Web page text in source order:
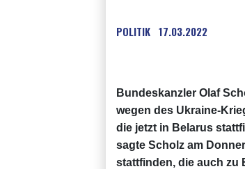
POLITIK 17.03.2022
Bundeskanzler Olaf
wegen des Ukraine-
die jetzt in Belarus
sagte Scholz am
stattfinden, die auch zu